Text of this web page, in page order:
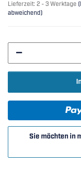
Lieferzeit: 2 - 3 Werktage
abweichend)
Sie möchten in